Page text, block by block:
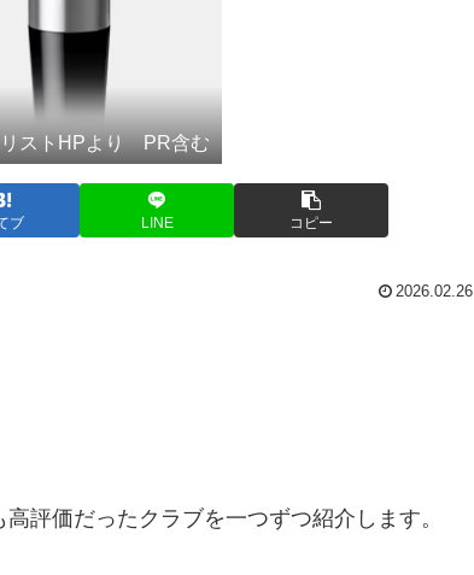
リストHPより PR含む
ブ LINE コピー
2026.02.26
評価だったクラブを一つずつ紹介します。